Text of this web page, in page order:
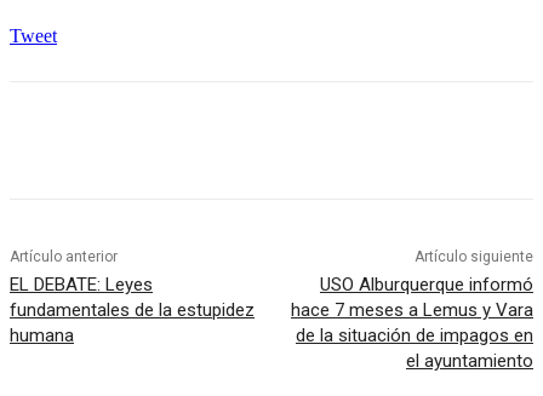
Tweet
Artículo anterior
EL DEBATE: Leyes
fundamentales de la estupidez
humana
Artículo siguiente
USO Alburquerque informó
hace 7 meses a Lemus y Vara
de la situación de impagos en
el ayuntamiento